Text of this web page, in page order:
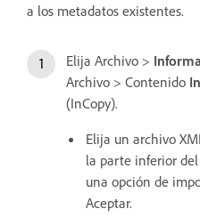
a los metadatos existentes.
Elija Archivo >
Archivo > Contenido
(InCopy).
Elija un archivo
la parte inferior
una opción de
Aceptar.